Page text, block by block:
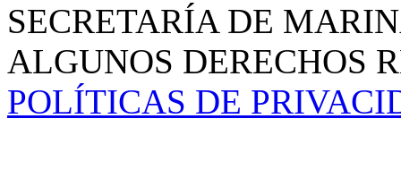
SECRETARÍA DE
ALGUNOS DERECHOS
POLÍTICAS DE